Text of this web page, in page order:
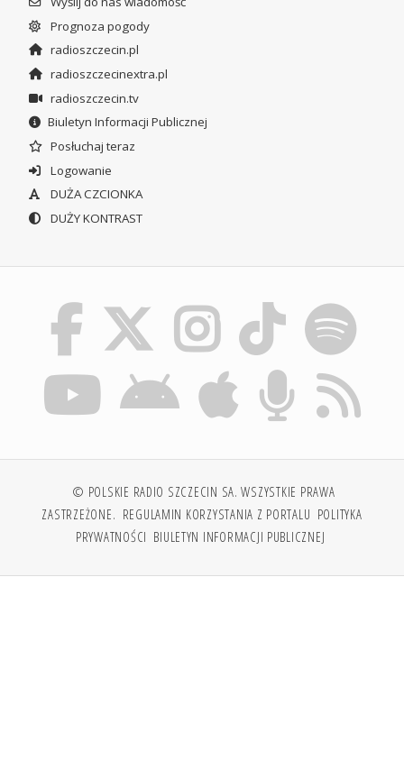
Prognoza pogody
radioszczecin.pl
radioszczecinextra.pl
radioszczecin.tv
Biuletyn Informacji Publicznej
Posłuchaj teraz
Logowanie
DUŻA CZCIONKA
DUŻY KONTRAST
© POLSKIE RADIO SZCZECIN SA. WSZYSTKIE PRAWA
ZASTRZEŻONE. REGULAMIN KORZYSTANIA Z PORTALU POLITYKA
PRYWATNOŚCI BIULETYN INFORMACJI PUBLICZNEJ